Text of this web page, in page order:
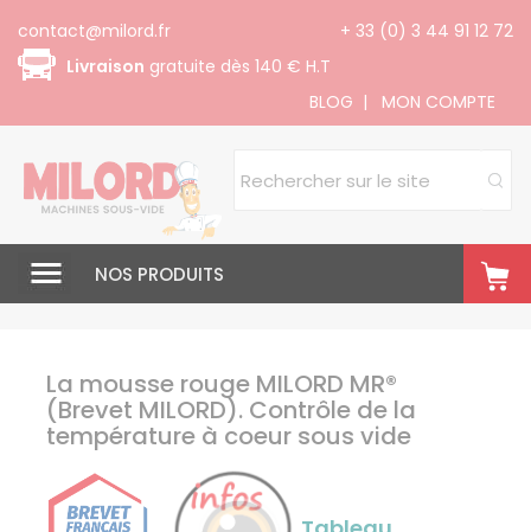
+ 33 (0) 3 44 91 12 72
contact@milord.fr
Livraison gratuite dès 140 € H.T
BLOG | MON COMPTE
NOS PRODUITS
La mousse rouge MILORD MR®
(Brevet MILORD). Contrôle de la
température à coeur sous vide